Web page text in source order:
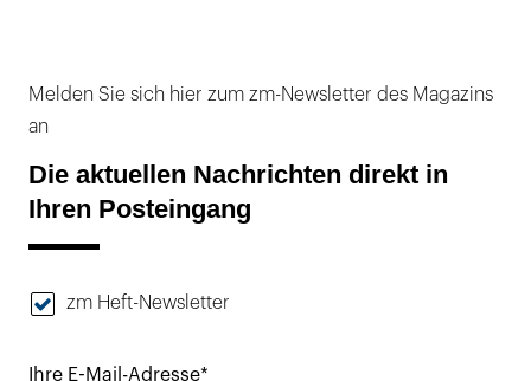
Melden Sie sich hier zum zm-Newsletter des Magazins
an
Die aktuellen Nachrichten direkt in
Ihren Posteingang
zm Heft-Newsletter
Ihre E-Mail-Adresse*